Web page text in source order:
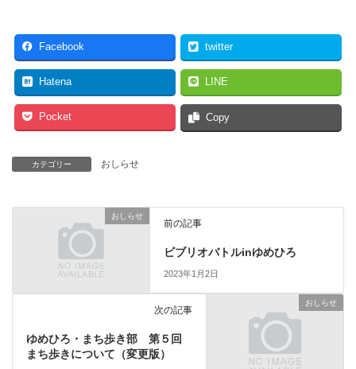
Facebook twitter
Hatena LINE
Pocket Copy
カテゴリー おしらせ
おしらせ
前の記事
ビブリオバトルinゆめひろ
2023年1月2日
おしらせ
次の記事
ゆめひろ・まち歩き部 第５回
まち歩きについて（変更版）